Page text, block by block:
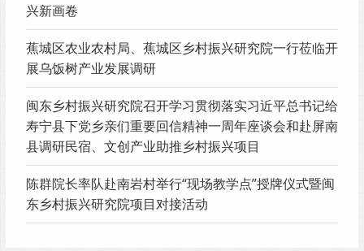
兴新画卷
蕉城区农业农村局、蕉城区乡村振兴研究院一行莅临开
展乌饭树产业发展调研
闽东乡村振兴研究院召开学习贯彻落实习近平总书记给
寿宁县下党乡亲们重要回信精神一周年座谈会和赴屏南
县调研民宿、文创产业助推乡村振兴项目
陈群院长率队赴南岩村举行“现场教学点”授牌仪式暨闽
东乡村振兴研究院项目对接活动